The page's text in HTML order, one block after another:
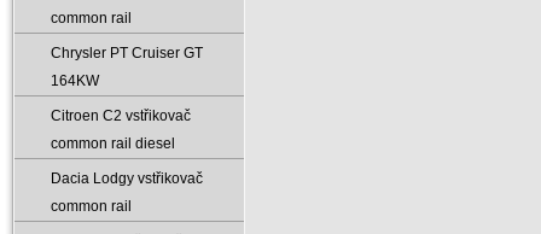
common rail
Chrysler PT Cruiser GT
164KW
Citroen C2 vstřikovač
common rail diesel
Dacia Lodgy vstřikovač
common rail